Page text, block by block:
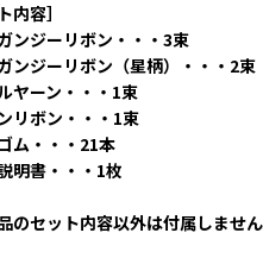
内容］
ンジーリボン・・・3束
ンジーリボン（星柄）・・・2束
ヤーン・・・1束
リボン・・・1束
ム・・・21本
明書・・・1枚
のセット内容以外は付属しません